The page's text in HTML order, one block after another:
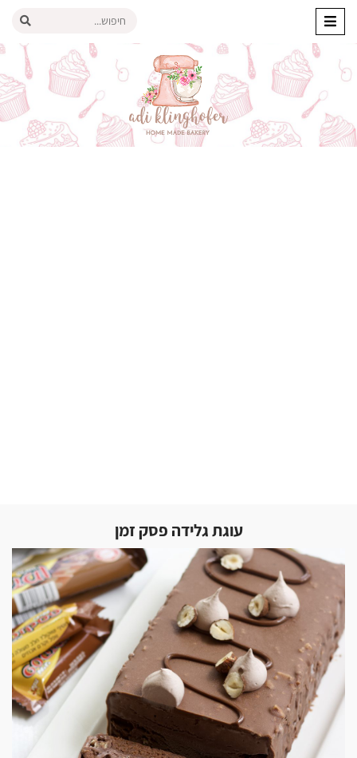
עוגת גלידה פסק זמן